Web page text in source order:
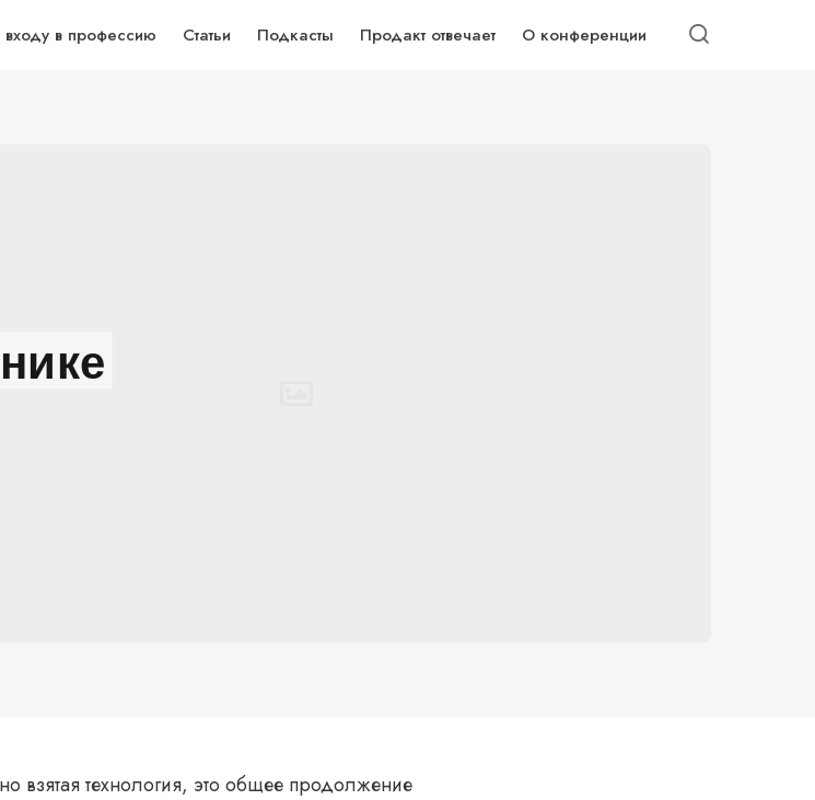
входу в профессию Статьи Подкасты Продакт отвечает О конференции
взятая технология, это общее продолжение